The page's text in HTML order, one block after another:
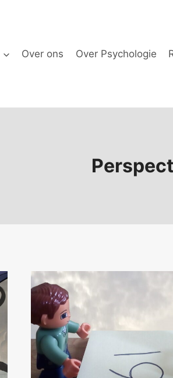
Over ons Over Psychologie